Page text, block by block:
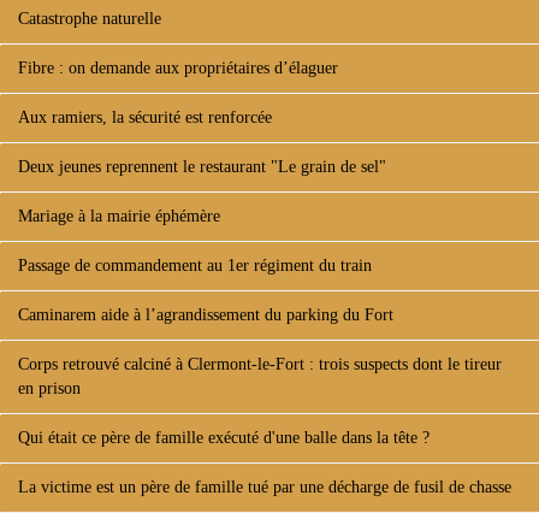
Catastrophe naturelle
Fibre : on demande aux propriétaires d’élaguer
Aux ramiers, la sécurité est renforcée
Deux jeunes reprennent le restaurant "Le grain de sel"
Mariage à la mairie éphémère
Passage de commandement au 1er régiment du train
Caminarem aide à l’agrandissement du parking du Fort
Corps retrouvé calciné à Clermont-le-Fort : trois suspects dont le tireur
en prison
Qui était ce père de famille exécuté d'une balle dans la tête ?
La victime est un père de famille tué par une décharge de fusil de chasse